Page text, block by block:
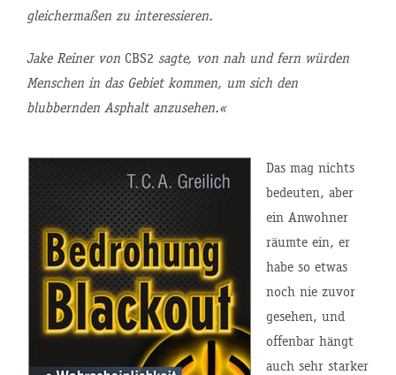
gleichermaßen zu interessieren.
Jake Reiner von CBS2 sagte, von nah und fern würden
Menschen in das Gebiet kommen, um sich den
blubbernden Asphalt anzusehen.«
Das mag nichts
bedeuten, aber
ein Anwohner
räumte ein, er
habe so etwas
noch nie zuvor
gesehen, und
offenbar hängt
auch sehr starker